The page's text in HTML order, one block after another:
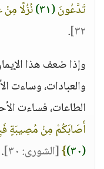
تَدَّعُونَ(٣١) نُزُلًا
٣٢] .
وإذا ضعف هذا
والعبادات، وساءت
الطاعات، فساءت
أَصَابَكُمْ مِنْ مُصِيبَةٍ
(٣٠)
}[الشورى: ٣٠]
.